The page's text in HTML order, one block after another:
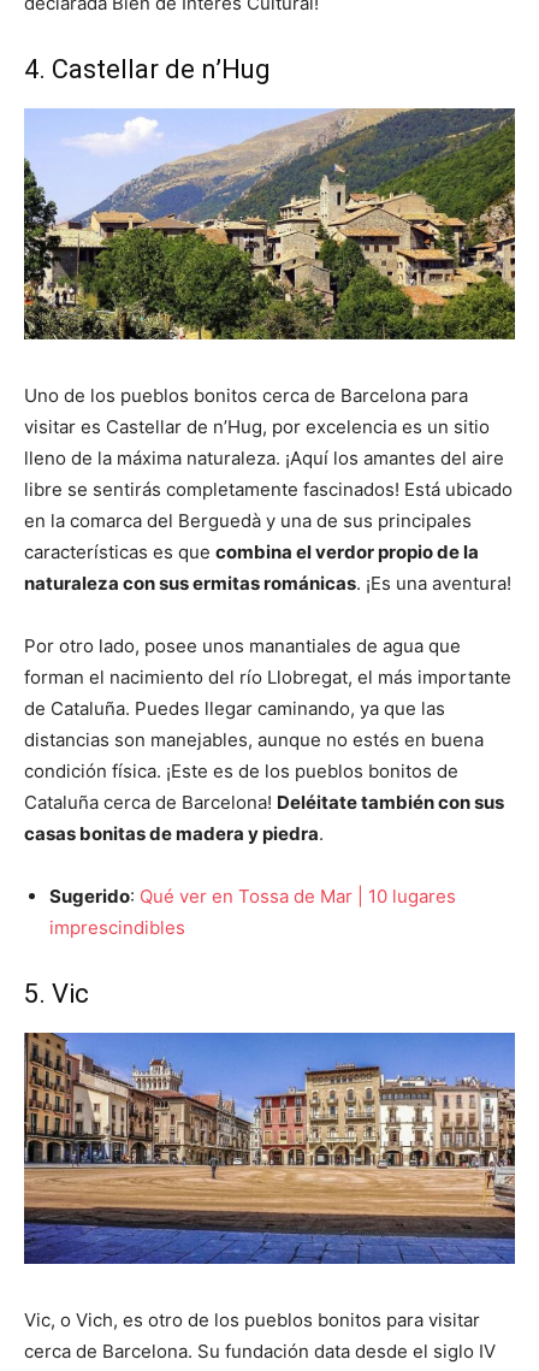
4. Castellar de n’Hug
Uno de los pueblos bonitos cerca de Barcelona para
visitar es Castellar de n’Hug, por excelencia es un sitio
lleno de la máxima naturaleza. ¡Aquí los amantes del aire
libre se sentirás completamente fascinados! Está ubicado
en la comarca del Berguedà y una de sus principales
características es que combina el verdor propio de la
naturaleza con sus ermitas románicas. ¡Es una aventura!
Por otro lado, posee unos manantiales de agua que
forman el nacimiento del río Llobregat, el más importante
de Cataluña. Puedes llegar caminando, ya que las
distancias son manejables, aunque no estés en buena
condición física. ¡Este es de los pueblos bonitos de
Cataluña cerca de Barcelona! Deléitate también con sus
casas bonitas de madera y piedra.
Sugerido: Qué ver en Tossa de Mar | 10 lugares
imprescindibles
5. Vic
Vic, o Vich, es otro de los pueblos bonitos para visitar
cerca de Barcelona. Su fundación data desde el siglo IV